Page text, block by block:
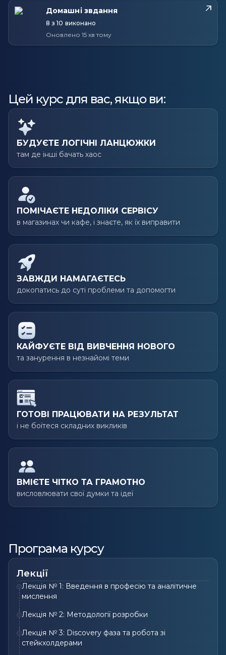
Домашні звдання
8 з 10 виконано
Оновлено 15 хв тому
Цей курс для вас, якщо ви:
БУДУЄТЕ ЛОГІЧНІ ЛАНЦЮЖКИ
там де інші бачать хаос
ПОМІЧАЄТЕ НЕДОЛІКИ СЕРВІСУ
в магазинах чи кафе, і знаєте, як їх виправити
ЗАВЖДИ НАМАГАЄТЕСЬ
докопатись до суті проблеми та допомогти
КАЙФУЄТЕ ВІД ВИВЧЕННЯ НОВОГО
та занурення в незнайомі теми
ГОТОВІ ПРАЦЮВАТИ НА РЕЗУЛЬТАТ
і не боїтеся складних викликів
ВМІЄТЕ ЧІТКО ТА ГРАМОТНО
висловлювати свої думки та ідеї
Програма курсу
Лекції
Лекція № 1: Введення в професію та аналітичне
мислення
Лекція № 2: Методології розробки
Лекція № 3: Discovery фаза та робота зі
стейкхолдерами